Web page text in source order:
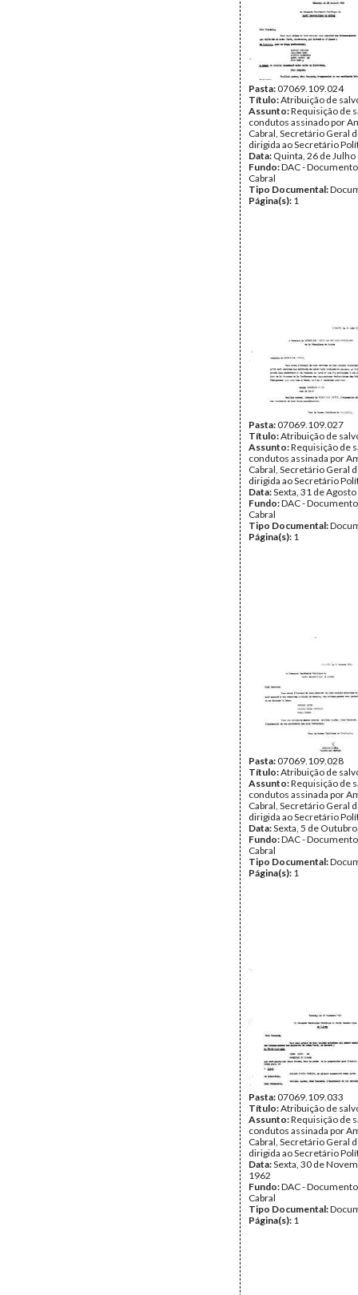
Pasta:07069.109.024
Título:Atribuição de
Assunto:Requisição de
condutos assinado por
Cabral, Secretário Geral
dirigida ao Secretário
Data: Quinta, 26 de
Fundo:DAC -
Cabral
Tipo Documental:
Página(s): 1
Pasta:07069.109.027
Título:Atribuição de
Assunto:Requisição de
condutos assinada por
Cabral, Secretário Geral
dirigida ao Secretário
Data:Sexta, 31 de
Fundo:DAC -
Cabral
Tipo Documental:
Página(s): 1
Pasta:07069.109.028
Título:Atribuição de
Assunto:Requisição de
condutos assinada por
Cabral, Secretário Geral
dirigida ao Secretário
Data:Sexta, 5 de
Fundo:DAC -
Cabral
Tipo Documental:
Página(s): 1
Pasta:07069.109.033
Título:Atribuição de
Assunto:Requisição de
condutos assinada por
Cabral, Secretário Geral
dirigida ao Secretário
Data:Sexta, 30 de
1962
Fundo:DAC -
Cabral
Tipo Documental:
Página(s): 1